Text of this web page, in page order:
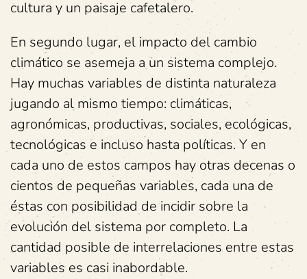
cultura y un paisaje cafetalero.
En segundo lugar, el impacto del cambio
climático se asemeja a un sistema complejo.
Hay muchas variables de distinta naturaleza
jugando al mismo tiempo: climáticas,
agronómicas, productivas, sociales, ecológicas,
tecnológicas e incluso hasta políticas. Y en
cada uno de estos campos hay otras decenas o
cientos de pequeñas variables, cada una de
éstas con posibilidad de incidir sobre la
evolución del sistema por completo. La
cantidad posible de interrelaciones entre estas
variables es casi inabordable.